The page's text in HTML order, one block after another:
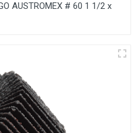
AUSTROMEX # 60 1 1/2 x